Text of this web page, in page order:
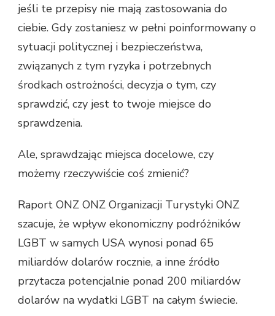
jeśli te przepisy nie mają zastosowania do
ciebie. Gdy zostaniesz w pełni poinformowany o
sytuacji politycznej i bezpieczeństwa,
związanych z tym ryzyka i potrzebnych
środkach ostrożności, decyzja o tym, czy
sprawdzić, czy jest to twoje miejsce do
sprawdzenia.
Ale, sprawdzając miejsca docelowe, czy
możemy rzeczywiście coś zmienić?
Raport ONZ ONZ Organizacji Turystyki ONZ
szacuje, że wpływ ekonomiczny podróżników
LGBT w samych USA wynosi ponad 65
miliardów dolarów rocznie, a inne źródło
przytacza potencjalnie ponad 200 miliardów
dolarów na wydatki LGBT na całym świecie.